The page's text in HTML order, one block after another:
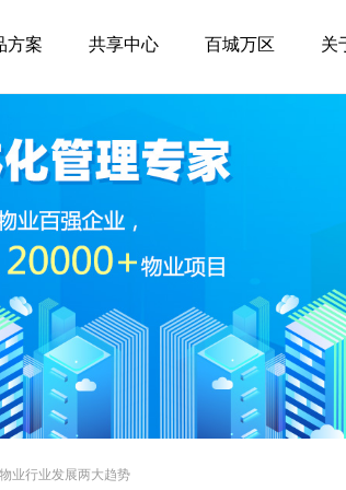
方案 共享中心 百城万区 关
业行业发展两大趋势